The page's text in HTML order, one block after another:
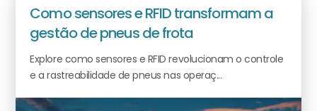
Como sensores e RFID transformam a
gestão de pneus de frota
Explore como sensores e RFID revolucionam o controle
e a rastreabilidade de pneus nas operaç...